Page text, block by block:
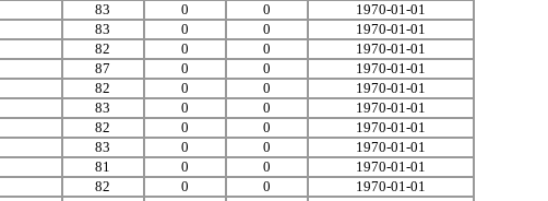
83
0 0
1970-01-01
83
0 0
1970-01-01
82
0 0
1970-01-01
87
0 0
1970-01-01
82
0 0
1970-01-01
83
0 0
1970-01-01
82
0 0
1970-01-01
83
0 0
1970-01-01
81
0 0
1970-01-01
82
0 0
1970-01-01